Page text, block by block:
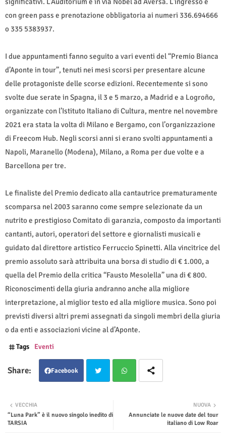
con green pass e prenotazione obbligatoria ai numeri 336.694666
o 335 5383937.
I due appuntamenti fanno seguito a vari eventi del “Premio Bianca
d’Aponte in tour”, tenuti nei mesi scorsi per presentare alcune
delle protagoniste delle scorse edizioni. Recentemente si sono
svolte due serate in Spagna, il 3 e 5 marzo, a Madrid e a Logroño,
organizzate con l’Istituto Italiano di Cultura, mentre nel novembre
2021 era stata la volta di Milano e Bergamo, con l’organizzazione
di Freecom Hub. Negli scorsi anni si erano svolti appuntamenti a
Napoli, Maranello (Modena), Milano, a Roma per due volte e a
Barcellona per tre.
Le finaliste del Premio dedicato alla cantautrice prematuramente
scomparsa nel 2003 saranno come sempre selezionate da un
nutrito e prestigioso Comitato di garanzia, composto da importanti
cantanti, autori, operatori del settore e giornalisti musicali e
guidato dal direttore artistico Ferruccio Spinetti. Alla vincitrice del
premio assoluto sarà attribuita una borsa di studio di € 1.000, a
quella del Premio della critica “Fausto Mesolella” una di € 800.
Riconoscimenti della giuria andranno anche alla migliore
interpretazione, al miglior testo ed alla migliore musica. Sono poi
previsti diversi altri premi assegnati da singoli membri della giuria
o da enti e associazioni vicine al d’Aponte.
Tags Eventi
Facebook
ter tsap
NUOVA
Annunciate le nuove date del tour
italiano di Low Roar
VECCHIA
“Luna Park” è il nuovo singolo inedito di
TARSIA